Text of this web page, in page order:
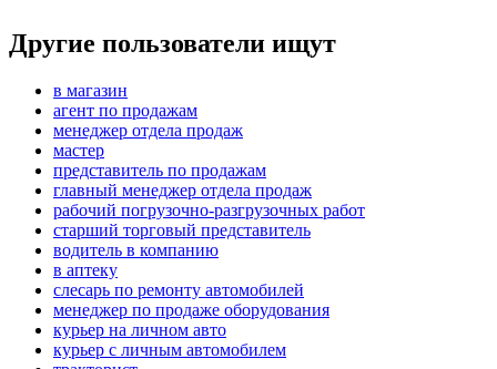
Другие пользователи ищут
в магазин
агент по продажам
менеджер отдела продаж
мастер
представитель по продажам
главный менеджер отдела продаж
рабочий погрузочно-разгрузочных работ
старший торговый представитель
водитель в компанию
в аптеку
слесарь по ремонту автомобилей
менеджер по продаже оборудования
курьер на личном авто
курьер с личным автомобилем